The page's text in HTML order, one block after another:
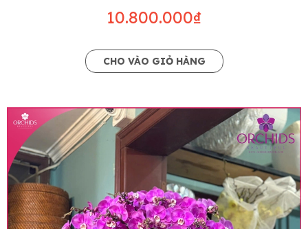
10.800.000₫
CHO VÀO GIỎ HÀNG